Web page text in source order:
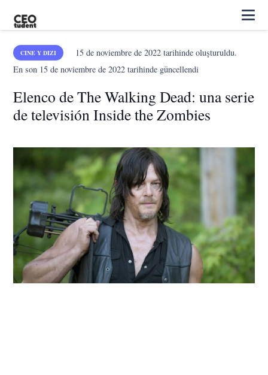
CINE Y DIZI 15 de noviembre de 2022tarihinde oluşturuldu.
En son 15 de noviembre de 2022 tarihinde güncellendi
Elenco de The Walking Dead: una serie
de televisión Inside the Zombies